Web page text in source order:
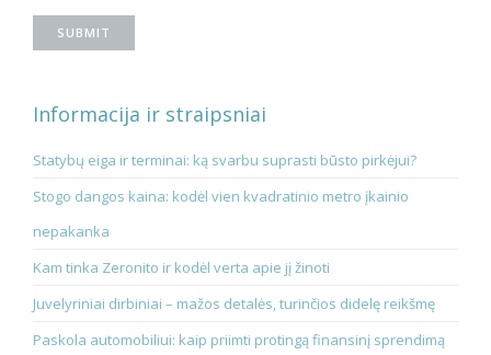
Informacija ir straipsniai
Statybų eiga ir terminai: ką svarbu suprasti būsto pirkėjui?
Stogo dangos kaina: kodėl vien kvadratinio metro įkainio
nepakanka
Kam tinka Zeronito ir kodėl verta apie jį žinoti
Juvelyriniai dirbiniai – mažos detalės, turinčios didelę reikšmę
Paskola automobiliui: kaip priimti protingą finansinį sprendimą